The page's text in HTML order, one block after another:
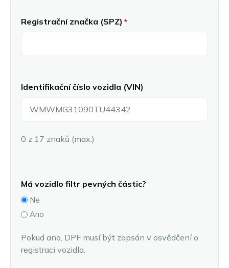
Registrační značka (SPZ) *
Identifikační číslo vozidla (VIN)
0 z 17 znaků (max.)
Má vozidlo filtr pevných částic?
Ne
Ano
Pokud ano, DPF musí být zapsán v osvědčení o
registraci vozidla.